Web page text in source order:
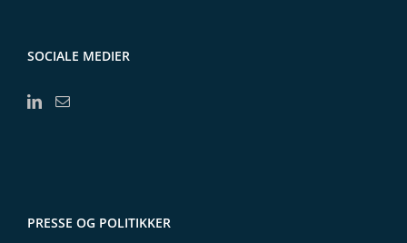
SOCIALE MEDIER
PRESSE OG POLITIKKER